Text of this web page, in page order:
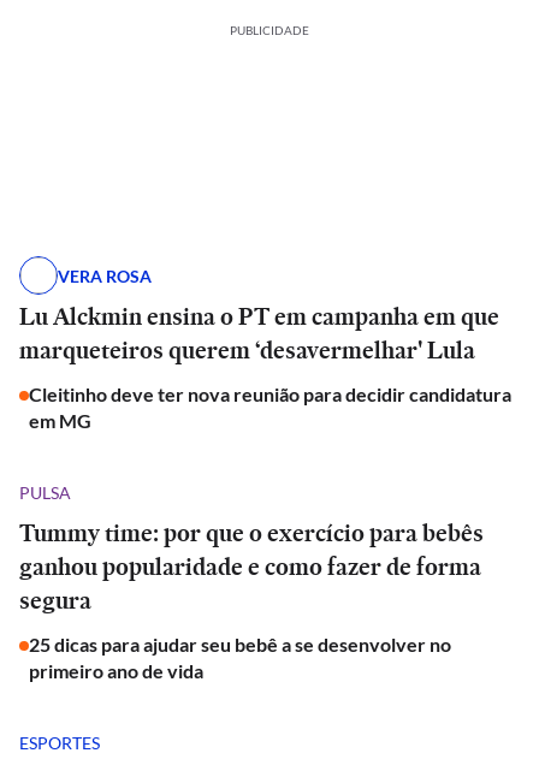
PUBLICIDADE
VERA ROSA
Lu Alckmin ensina o PT em campanha em que
marqueteiros querem ‘desavermelhar' Lula
Cleitinho deve ter nova reunião para decidir candidatura
em MG
PULSA
Tummy time: por que o exercício para bebês
ganhou popularidade e como fazer de forma
segura
25 dicas para ajudar seu bebê a se desenvolver no
primeiro ano de vida
ESPORTES